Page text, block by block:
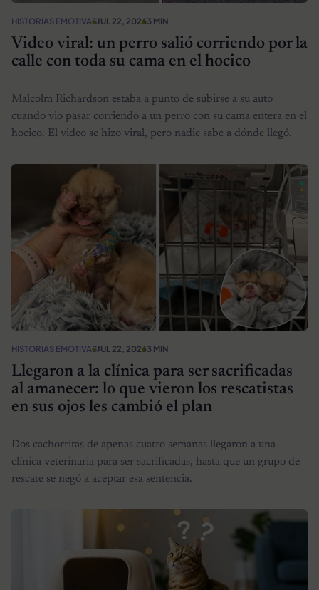
HISTORIAS EMOTIVASJUL 22, 20263 MIN
Video viral: un perro salió corriendo por la
calle con toda su cama en el hocico
Malcolm Richardson estaba a punto de subirse a su auto
cuando vio pasar corriendo a un perro con su cama entera en el
hocico. El video se hizo viral, pero nadie sabe a dónde llegó.
HISTORIAS EMOTIVASJUL 22, 20263 MIN
Llegaron a la clínica para ser sacrificadas
al amanecer: lo que vieron los rescatistas
en sus ojos les cambió el plan
Dos cachorritas de apenas cuatro semanas llegaron a una
clínica veterinaria para ser sacrificadas, hasta que un grupo de
rescate se negó a aceptar esa sentencia.